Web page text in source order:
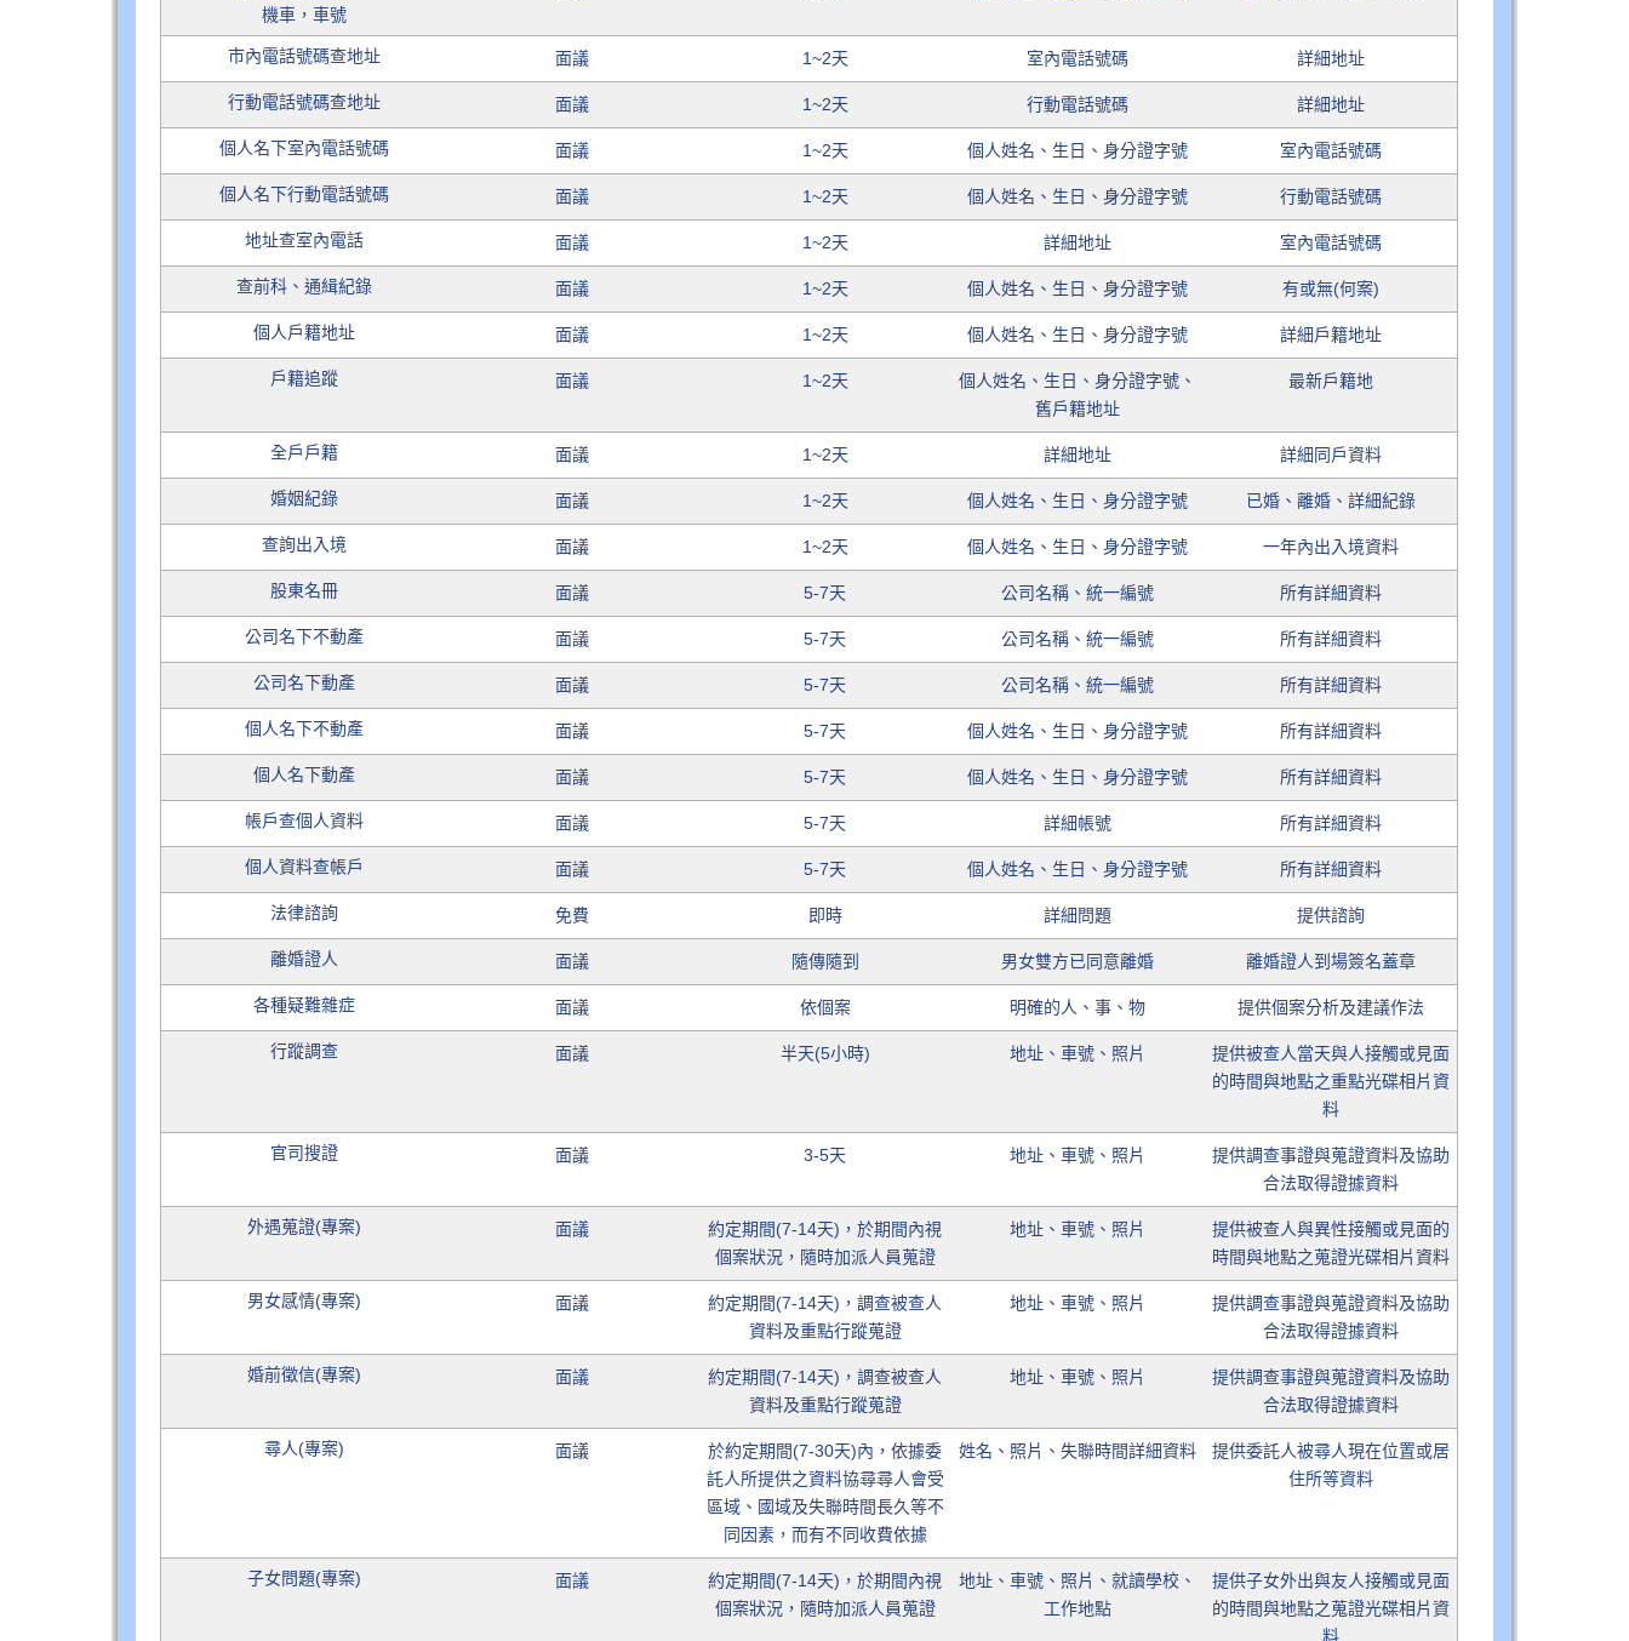
機車，車號
市內電話號碼查地址 面議 1~2天 室內電話號碼 詳細地址
行動電話號碼查地址 面議 1~2天 行動電話號碼 詳細地址
個人名下室內電話號碼 面議 1~2天 個人姓名、生日、身分證字號 室內電話號碼
個人名下行動電話號碼 面議 1~2天 個人姓名、生日、身分證字號 行動電話號碼
地址查室內電話 面議 1~2天 詳細地址 室內電話號碼
查前科、通緝紀錄 面議 1~2天 個人姓名、生日、身分證字號 有或無(何案)
個人戶籍地址 面議 1~2天 個人姓名、生日、身分證字號 詳細戶籍地址
戶籍追蹤 面議 1~2天
個人姓名、生日、身分證字號、
舊戶籍地址
最新戶籍地
全戶戶籍 面議 1~2天 詳細地址 詳細同戶資料
婚姻紀錄 面議 1~2天 個人姓名、生日、身分證字號 已婚、離婚、詳細紀錄
查詢出入境 面議 1~2天 個人姓名、生日、身分證字號 一年內出入境資料
股東名冊 面議 5-7天 公司名稱、統一編號 所有詳細資料
公司名下不動產 面議 5-7天 公司名稱、統一編號 所有詳細資料
公司名下動產 面議 5-7天 公司名稱、統一編號 所有詳細資料
個人名下不動產 面議 5-7天 個人姓名、生日、身分證字號 所有詳細資料
個人名下動產 面議 5-7天 個人姓名、生日、身分證字號 所有詳細資料
帳戶查個人資料 面議 5-7天 詳細帳號 所有詳細資料
個人資料查帳戶 面議 5-7天 個人姓名、生日、身分證字號 所有詳細資料
法律諮詢 免費 即時 詳細問題 提供諮詢
離婚證人 面議 隨傳隨到 男女雙方已同意離婚 離婚證人到場簽名蓋章
各種疑難雜症 面議 依個案 明確的人、事、物 提供個案分析及建議作法
行蹤調查 面議 半天(5小時) 地址、車號、照片
提供被查人當天與人接觸或見面
的時間與地點之重點光碟相片資
料
官司搜證 面議 3-5天 地址、車號、照片
提供調查事證與蒐證資料及協助
合法取得證據資料
外遇蒐證(專案) 面議
約定期間(7-14天)，於期間內視
個案狀況，隨時加派人員蒐證
地址、車號、照片
提供被查人與異性接觸或見面的
時間與地點之蒐證光碟相片資料
男女感情(專案) 面議
約定期間(7-14天)，調查被查人
資料及重點行蹤蒐證
地址、車號、照片
提供調查事證與蒐證資料及協助
合法取得證據資料
婚前徵信(專案) 面議
約定期間(7-14天)，調查被查人
資料及重點行蹤蒐證
地址、車號、照片
提供調查事證與蒐證資料及協助
合法取得證據資料
尋人(專案) 面議
於約定期間(7-30天)內，依據委
託人所提供之資料協尋尋人會受
區域、國域及失聯時間長久等不
同因素，而有不同收費依據
姓名、照片、失聯時間詳細資料
提供委託人被尋人現在位置或居
住所等資料
子女問題(專案) 面議
約定期間(7-14天)，於期間內視
個案狀況，隨時加派人員蒐證
地址、車號、照片、就讀學校、
工作地點
提供子女外出與友人接觸或見面
的時間與地點之蒐證光碟相片資
料